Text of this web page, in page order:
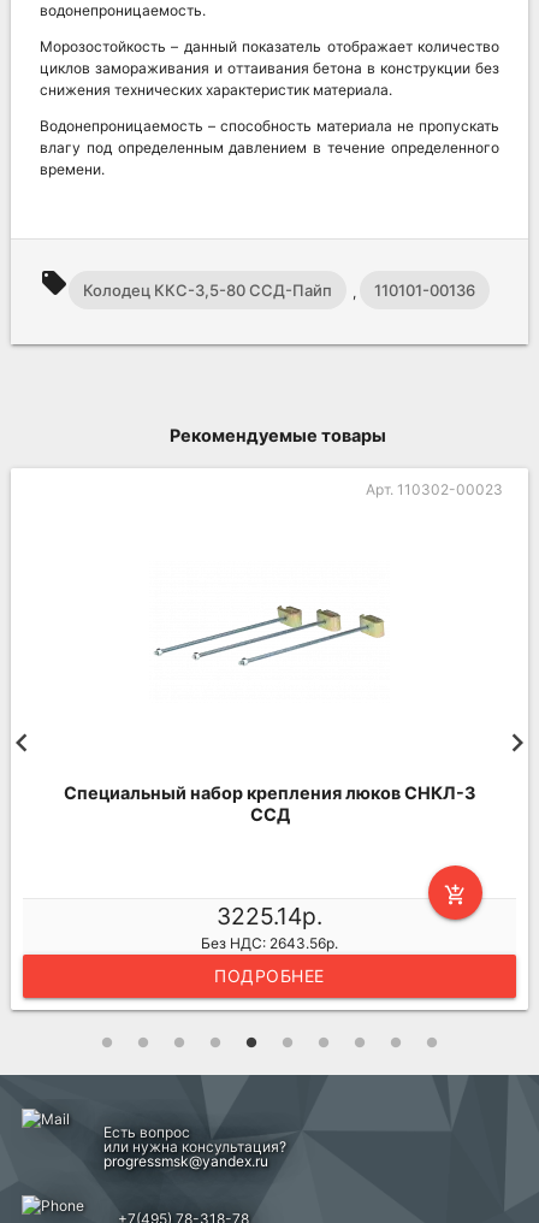
водонепроницаемость.
Морозостойкость – данный показатель отображает количество
циклов замораживания и оттаивания бетона в конструкции без
снижения технических характеристик материала.
Водонепроницаемость – способность материала не пропускать
влагу под определенным давлением в течение определенного
времени.
local_offer Колодец ККС-3,5-80 ССД-Пайп , 110101-00136
Рекомендуемые товары
Арт. 110302-00023
Специальный набор крепления люков СНКЛ-3
ССД
add_shopping_cart
3225.14р.
Без НДС: 2643.56р.
ПОДРОБНЕЕ
Есть вопрос
или нужна консультация?
progressmsk@yandex.ru
+7(495) 78-318-78